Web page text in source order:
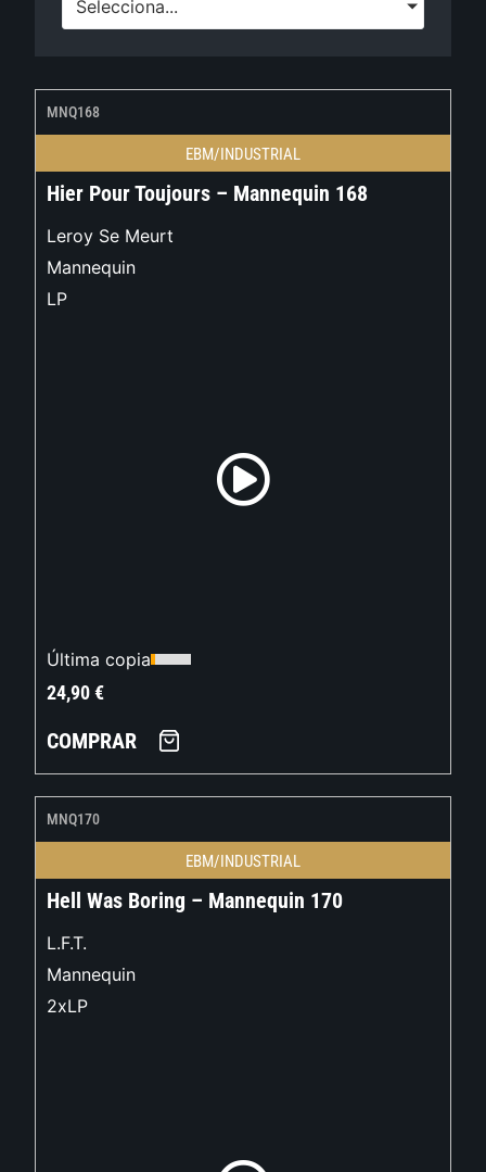
Selecciona...
MNQ168
EBM/INDUSTRIAL
Hier Pour Toujours – Mannequin 168
Leroy Se Meurt
Mannequin
LP
Última copia
24,90€
COMPRAR
MNQ170
EBM/INDUSTRIAL
Hell Was Boring – Mannequin 170
L.F.T.
Mannequin
2xLP